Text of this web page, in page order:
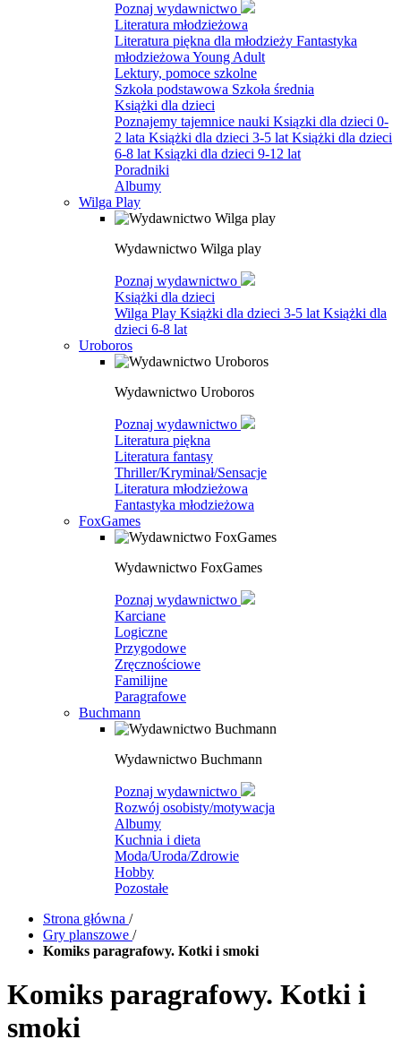
Poznaj wydawnictwo
Literatura młodzieżowa
Literatura piękna dla młodzieży Fantastyka
młodzieżowa Young Adult
Lektury, pomoce szkolne
Szkoła podstawowa Szkoła średnia
Książki dla dzieci
Poznajemy tajemnice nauki Ksiązki dla dzieci 0-
2 lata Książki dla dzieci 3-5 lat Książki dla dzieci
6-8 lat Ksiązki dla dzieci 9-12 lat
Poradniki
Albumy
Wilga Play
Wydawnictwo Wilga play
Poznaj wydawnictwo
Książki dla dzieci
Wilga Play Książki dla dzieci 3-5 lat Książki dla
dzieci 6-8 lat
Uroboros
Wydawnictwo Uroboros
Poznaj wydawnictwo
Literatura piękna
Literatura fantasy
Thriller/Kryminał/Sensacje
Literatura młodzieżowa
Fantastyka młodzieżowa
FoxGames
Wydawnictwo FoxGames
Poznaj wydawnictwo
Karciane
Logiczne
Przygodowe
Zręcznościowe
Familijne
Paragrafowe
Buchmann
Wydawnictwo Buchmann
Poznaj wydawnictwo
Rozwój osobisty/motywacja
Albumy
Kuchnia i dieta
Moda/Uroda/Zdrowie
Hobby
Pozostałe
Strona główna /
Gry planszowe /
Komiks paragrafowy. Kotki i smoki
Komiks paragrafowy. Kotki i
smoki